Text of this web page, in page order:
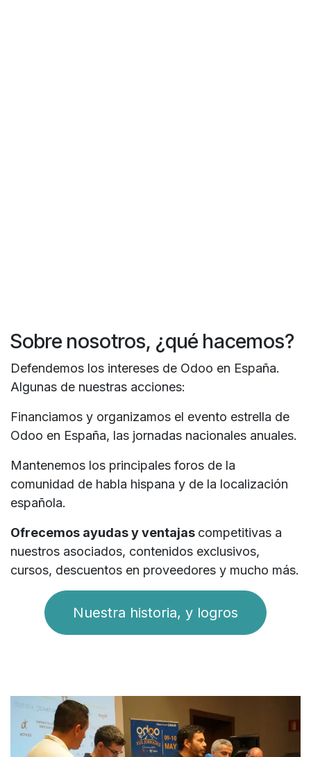
Sobre nosotros, ¿qué hacemos?
Defendemos los intereses de Odoo en España.
Algunas de nuestras acciones:
Financiamos y organizamos el evento estrella de
Odoo en España, las jornadas nacionales anuales.
Mantenemos los principales foros de la
comunidad de habla hispana y de la localización
española.
Ofrecemos ayudas y ventajas competitivas a
nuestros asociados, contenidos exclusivos,
cursos, descuentos en proveedores y mucho más.
Nuestra historia, y logros